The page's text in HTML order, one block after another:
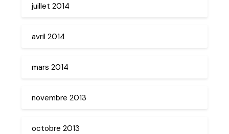
juillet 2014
avril 2014
mars 2014
novembre 2013
octobre 2013